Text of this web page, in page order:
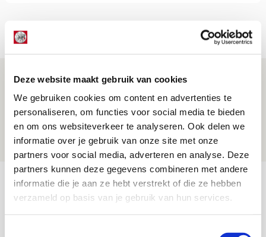
Deze website maakt gebruik van cookies
We gebruiken cookies om content en advertenties te
personaliseren, om functies voor social media te bieden
en om ons websiteverkeer te analyseren. Ook delen we
informatie over je gebruik van onze site met onze
partners voor social media, adverteren en analyse. Deze
partners kunnen deze gegevens combineren met andere
informatie die je aan ze hebt verstrekt of die ze hebben
verzameld op basis van je gebruik van hun services.
Net binnen //
Míchel geeft blessure-update en
spreekt over Godts, Baas en
aanwinsten
07 AUGUSTUS 2026 - 14:13
NIEUWS
Volop enthousiasme in fotoverslag van
Europees treffen met Shelbourne
07 AUGUSTUS 2026 - 09:00